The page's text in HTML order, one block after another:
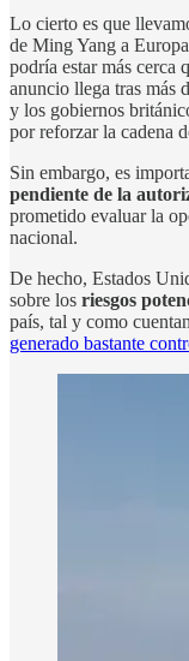
Lo cierto es que
de Ming Yang a
podría estar más cerca
anuncio llega tras más
y los gobiernos
por reforzar la cadena
Sin embargo, es
pendiente de la
prometido evaluar la
nacional.
De hecho, Estados
sobre los riesgos
país, tal y como cuentan
generado bastante